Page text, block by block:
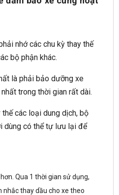
nhớ các chu kỳ thay thế
bộ phận khác.
là phải bảo dưỡng xe
trong thời gian rất dài.
các loại dung dịch, bộ
dùng có thể tự lưu lại để
Qua 1 thời gian sử dụng,
nhắc thay dầu cho xe theo